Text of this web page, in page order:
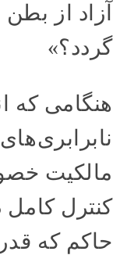
آزاد از
گردد؟»
هنگامی که
مالکیت
کنترل کامل
حاکم که